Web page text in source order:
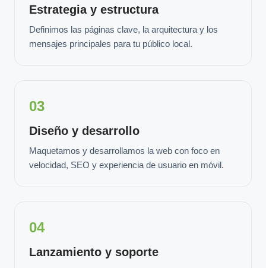
Estrategia y estructura
Definimos las páginas clave, la arquitectura y los
mensajes principales para tu público local.
03
Diseño y desarrollo
Maquetamos y desarrollamos la web con foco en
velocidad, SEO y experiencia de usuario en móvil.
04
Lanzamiento y soporte